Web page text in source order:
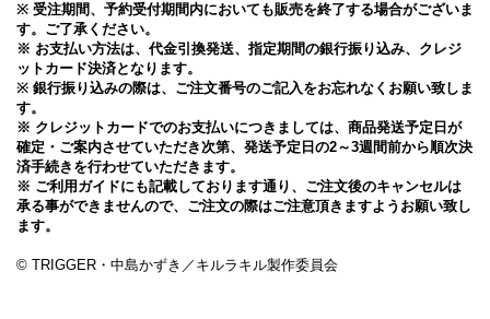
※ 受注期間、予約受付期間内においても販売を終了する場合がございま
す。ご了承ください。
※ お支払い方法は、代金引換発送、指定期間の銀行振り込み、クレジ
ットカード決済となります。
※ 銀行振り込みの際は、ご注文番号のご記入をお忘れなくお願い致しま
す。
※ クレジットカードでのお支払いにつきましては、商品発送予定日が
確定・ご案内させていただき次第、発送予定日の2～3週間前から順次決
済手続きを行わせていただきます。
※ ご利用ガイドにも記載しております通り、ご注文後のキャンセルは
承る事ができませんので、ご注文の際はご注意頂きますようお願い致し
ます。
© TRIGGER・中島かずき／キルラキル製作委員会